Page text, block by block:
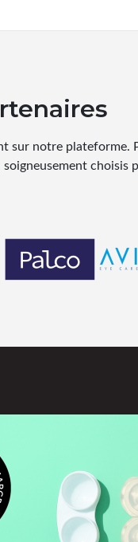
sur notre plateforme.
choisis